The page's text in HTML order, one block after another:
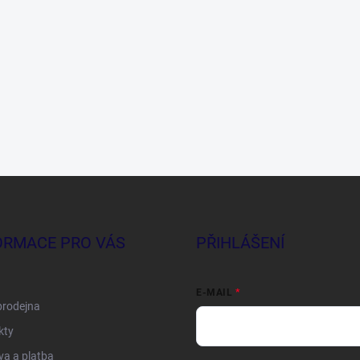
PRO VÁS
a platba
PŘIHLÁŠENÍ
E-MAIL